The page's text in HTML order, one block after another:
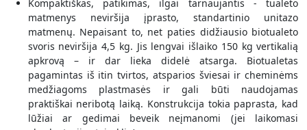
Kompaktiškas, patikimas, ilgai tarnaujantis - tualeto
matmenys neviršija įprasto, standartinio unitazo
matmenų. Nepaisant to, net paties didžiausio biotualeto
svoris neviršija 4,5 kg. Jis lengvai išlaiko 150 kg vertikalią
apkrovą – ir dar lieka didelė atsarga. Biotualetas
pagamintas iš itin tvirtos, atsparios šviesai ir cheminėms
medžiagoms plastmasės ir gali būti naudojamas
praktiškai neribotą laiką. Konstrukcija tokia paprasta, kad
lūžiai ar gedimai beveik neįmanomi (jei laikomasi